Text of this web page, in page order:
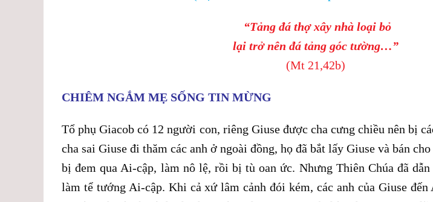
“Tảng đá thợ xây nhà loại bỏ
lại trở nên đá tảng góc tường…”
(Mt 21,42b)
CHIÊM NGẮM MẸ SỐNG TIN MỪNG
Tổ phụ Giacob có 12 người con, riêng Giuse được cha cưng chiều nên bị
cha sai Giuse đi thăm các anh ở ngoài đồng, họ đã bắt lấy Giuse và bán
bị đem qua Ai-cập, làm nô lệ, rồi bị tù oan ức. Nhưng Thiên Chúa đã dẫn
làm tể tướng Ai-cập. Khi cả xứ lâm cảnh đói kém, các anh của Giuse đến